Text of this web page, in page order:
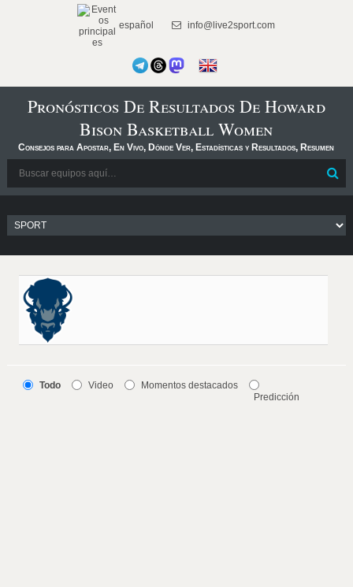
español info@live2sport.com
Pronósticos De Resultados De Howard
Bison Basketball Women
Consejos para Apostar, En Vivo, Dónde Ver, Estadísticas y Resultados, Resumen
Todo Video
Momentos destacados
Predicción